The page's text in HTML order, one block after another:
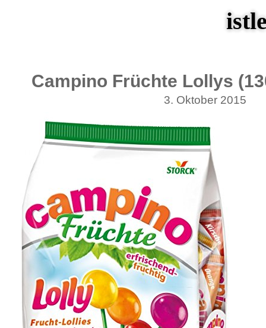
Campino Früchte Lollys
3. Oktober 2015